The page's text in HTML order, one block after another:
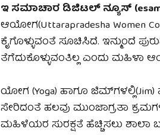
ಇ ಸಮಾಚಾರ ಡಿಜಿಟಲ್ ನ್ಯೂಸ್
ಆಯೋಗ(Uttarapradesha Women
ಕೈಗೊಳ್ಳುವಂತೆ ಸೂಚಿಸಿದೆ. ಇನ್ಮುಂದೆ
ತೆಗೆದುಕೊಳ್ಳುವಂತಿಲ್ಲ ಎಂದು ಮಹಿಳಾ
ಯೋಗ (Yoga) ಹಾಗೂ ಜಿಮ್‌ಗಳಲ್ಲಿ(Jim)
ಸೇರಿದಂತೆ ಹಲವು ಮುಂಜಾಗ್ರತಾ
ಮಹಿಳೆಯರ ಸುರಕ್ಷತೆ ಹೆಚ್ಚಿಸಲು ಶಾಲಾ